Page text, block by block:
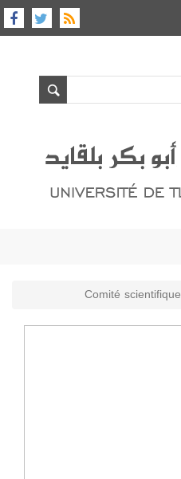
Comité scientifique